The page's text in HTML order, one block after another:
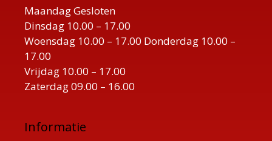
Maandag Gesloten
Dinsdag 10.00 – 17.00
Woensdag 10.00 – 17.00 Donderdag 10.00 –
17.00
Vrijdag 10.00 – 17.00
Zaterdag 09.00 – 16.00
Informatie